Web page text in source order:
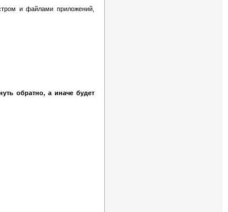
и файлами приложений,
обратно, а иначе будет